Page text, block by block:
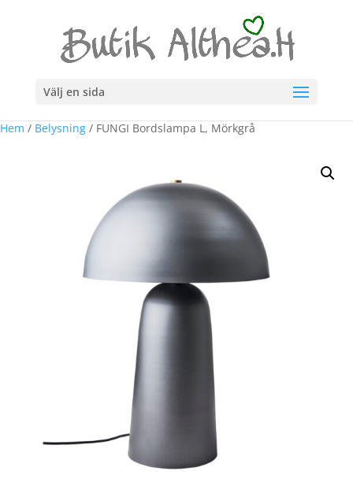
Välj en sida
Hem / Belysning / FUNGI Bordslampa L, Mörkgrå